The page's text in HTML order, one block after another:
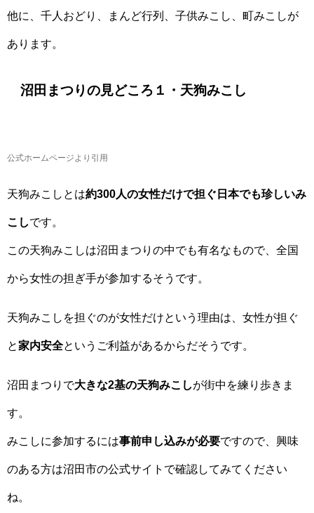
他に、千人おどり、まんど行列、子供みこし、町みこしが
あります。
沼田まつりの見どころ１・天狗みこし
公式ホームページより引用
天狗みこしとは約300人の女性だけで担ぐ日本でも珍しいみ
こしです。
この天狗みこしは沼田まつりの中でも有名なもので、全国
から女性の担ぎ手が参加するそうです。
天狗みこしを担ぐのが女性だけという理由は、女性が担ぐ
と家内安全というご利益があるからだそうです。
沼田まつりで大きな2基の天狗みこしが街中を練り歩きま
す。
みこしに参加するには事前申し込みが必要ですので、興味
のある方は沼田市の公式サイトで確認してみてください
ね。